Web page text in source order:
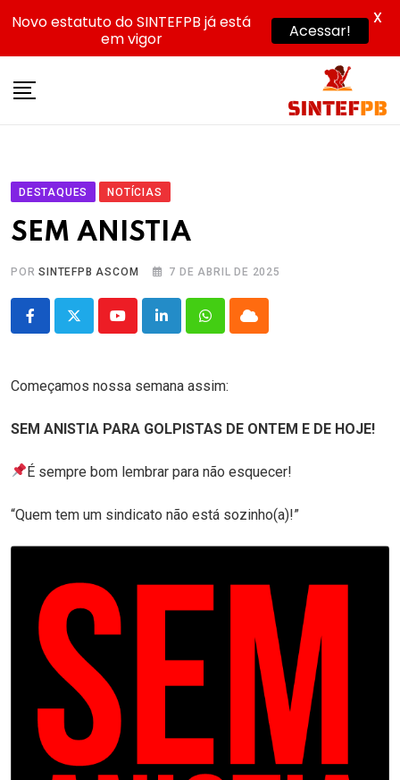
DESTAQUES NOTÍCIAS
SEM ANISTIA
PORSINTEFPB ASCOM 7 DE ABRIL DE 2025
YoutubeLinkedInWhatsappCloud
Começamos nossa semana assim:
SEM ANISTIA PARA GOLPISTAS DE ONTEM E DE HOJE!
É sempre bom lembrar para não esquecer!
“Quem tem um sindicato não está sozinho(a)!”
Novo estatuto do SINTEFPB já está
em vigor
Acessar!
X